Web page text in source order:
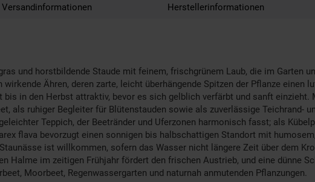
Versandinformationen Herstellerinformationen
und horstbildende Staude mit feinem, frischgrünem Laub, die im Garten
Ähren, deren zarte, leicht überhängende Spitzen der Pflanze einen
in den Herbst attraktiv, bevor es sich gelblich verfärbt und sanft
als ruhiger Begleiter für Blütenstauden sowie als zuverlässige Teichrand-
Teppich, der Beetränder und Uferzonen harmonisch fasst; als
flava bevorzugt einen sonnigen bis halbschattigen Standort mit
ist willkommen, sofern das Wasser nicht längere Zeit über dem
Halme im zeitigen Frühjahr fördert den frischen Austrieb, und eine dünne
Moorbeet, Regenwassergarten und naturnah anmutenden Pflanzungen.